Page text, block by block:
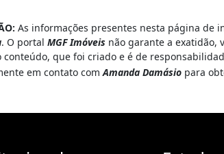
As informações presentes nesta página
. O portal MGF Imóveis não garante a exatidão,
conteúdo, que foi criado e é de
em contato comAmanda Damásio para